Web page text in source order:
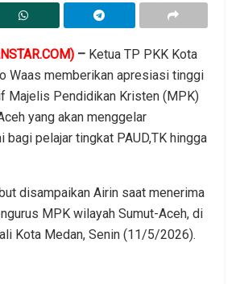
– Ketua TP PKK Kota
Waas memberikan apresiasi tinggi
Majelis Pendidikan Kristen (MPK)
yang akan menggelar
bagi pelajar tingkat PAUD,TK hingga
disampaikan Airin saat menerima
MPK wilayah Sumut-Aceh, di
Kota Medan, Senin (11/5/2026).